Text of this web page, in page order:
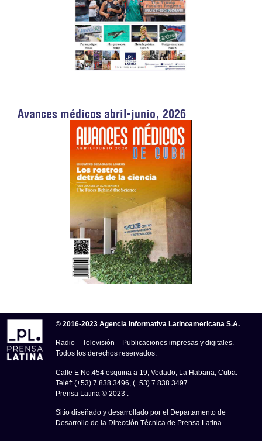
Avances médicos abril-junio, 2026
© 2016-2023 Agencia Informativa Latinoamericana S.A.
Radio – Televisión – Publicaciones impresas y digitales.
Todos los derechos reservados.
Calle E No.454 esquina a 19, Vedado, La Habana, Cuba.
Teléf: (+53) 7 838 3496, (+53) 7 838 3497
Prensa Latina © 2023 .
Sitio diseñado y desarrollado por el Departamento de
Desarrollo de la Dirección Técnica de Prensa Latina.